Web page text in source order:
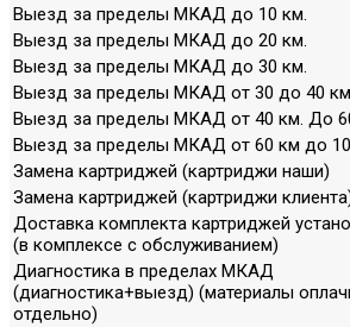
Выезд за пределы МКАД до 10 км.
Выезд за пределы МКАД до 20 км.
Выезд за пределы МКАД до 30 км.
Выезд за пределы МКАД от 30 до 40
Выезд за пределы МКАД от 40 км. До
Выезд за пределы МКАД от 60 км до
Замена картриджей (картриджи наши)
Замена картриджей (картриджи
Доставка комплекта картриджей
(в комплексе с обслуживанием)
Диагностика в пределах МКАД
(диагностика+выезд) (материалы
отдельно)